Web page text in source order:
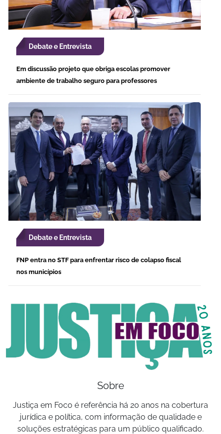
Debate e Entrevista
Em discussão projeto que obriga escolas promover
ambiente de trabalho seguro para professores
Debate e Entrevista
FNP entra no STF para enfrentar risco de colapso fiscal
nos municípios
Sobre
Justiça em Foco é referência há 20 anos na cobertura
jurídica e política, com informação de qualidade e
soluções estratégicas para um público qualificado.